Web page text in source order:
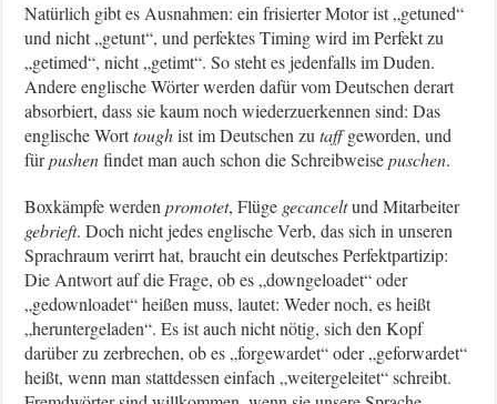
Natürlich gibt es Ausnahmen: ein frisierter Motor ist „getuned“
und nicht „getunt“, und perfektes Timing wird im Perfekt zu
„getimed“, nicht „getimt“. So steht es jedenfalls im Duden.
Andere englische Wörter werden dafür vom Deutschen derart
absorbiert, dass sie kaum noch wiederzuerkennen sind: Das
englische Worttoughist im Deutschen zutaffgeworden, und
fürpushenfindet man auch schon die Schreibweisepuschen.
Boxkämpfe werdenpromotet, Flüge gecanceltund Mitarbeiter
gebrieft. Doch nicht jedes englische Verb, das sich in unseren
Sprachraum verirrt hat, braucht ein deutsches Perfektpartizip:
Die Antwort auf die Frage, ob es „downgeloadet“ oder
„gedownloadet“ heißen muss, lautet: Weder noch, es heißt
„heruntergeladen“. Es ist auch nicht nötig, sich den Kopf
darüber zu zerbrechen, ob es „forgewardet“ oder „geforwardet“
heißt, wenn man stattdessen einfach „weitergeleitet“ schreibt.